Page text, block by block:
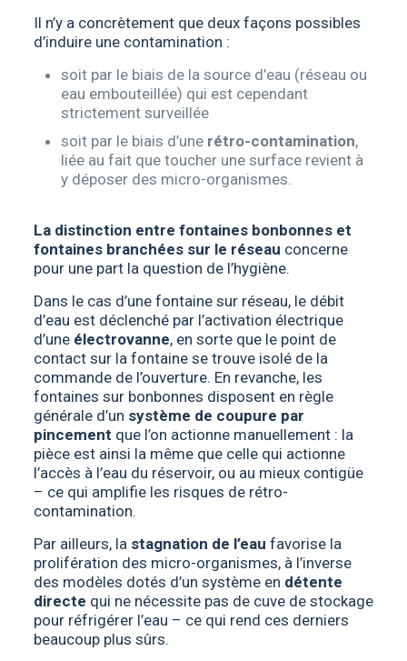
Il n’y a concrètement que deux façons possibles
d’induire une contamination :
soit par le biais de la source d’eau (réseau ou
eau embouteillée) qui est cependant
strictement surveillée
soit par le biais d’une rétro-contamination,
liée au fait que toucher une surface revient à
y déposer des micro-organismes.
La distinction entre fontaines bonbonnes et
fontaines branchées sur le réseau concerne
pour une part la question de l’hygiène.
Dans le cas d’une fontaine sur réseau, le débit
d’eau est déclenché par l’activation électrique
d’une électrovanne, en sorte que le point de
contact sur la fontaine se trouve isolé de la
commande de l’ouverture. En revanche, les
fontaines sur bonbonnes disposent en règle
générale d’un système de coupure par
pincement que l’on actionne manuellement : la
pièce est ainsi la même que celle qui actionne
l’accès à l’eau du réservoir, ou au mieux contigüe
– ce qui amplifie les risques de rétro-
contamination.
Par ailleurs, la stagnation de l’eau favorise la
prolifération des micro-organismes, à l’inverse
des modèles dotés d’un système en détente
directe qui ne nécessite pas de cuve de stockage
pour réfrigérer l’eau – ce qui rend ces derniers
beaucoup plus sûrs.